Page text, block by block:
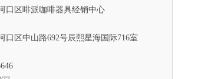
口区啡派咖啡器具经销中心
口区中山路692号辰熙星海国际716室